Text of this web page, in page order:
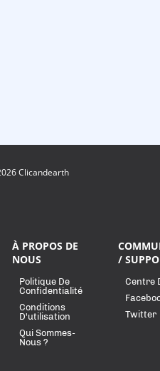
Clicandearth
À PROPOS DE
NOUS
Politique De
Confidentialité
Conditions
D'utilisation
Qui Sommes-
Nous ?
/
Centre
Twitter